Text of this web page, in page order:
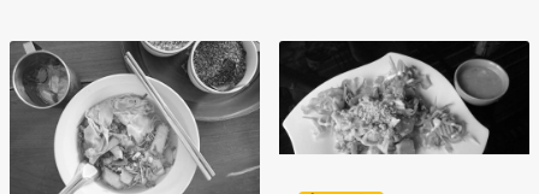
อำเภอเมืองลำพูน